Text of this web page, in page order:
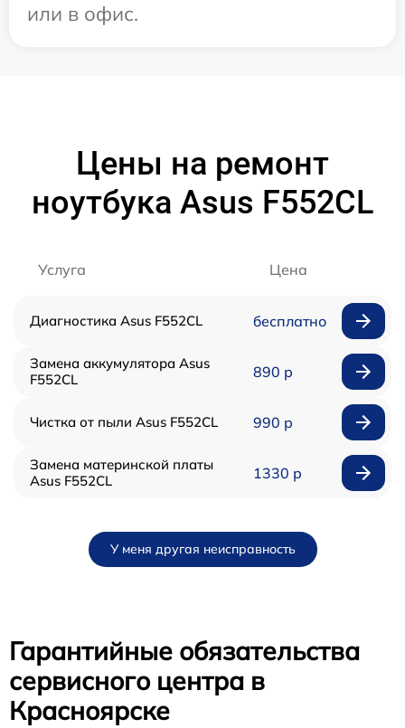
или в офис.
Цены на ремонт
ноутбука Asus F552CL
Услуга Цена
Диагностика Asus F552CL бесплатно
Замена аккумулятора Asus
F552CL
890 р
Чистка от пыли Asus F552CL 990 р
Замена материнской платы
Asus F552CL
1330 р
У меня другая неисправность
Гарантийные обязательства
сервисного центра в
Красноярске